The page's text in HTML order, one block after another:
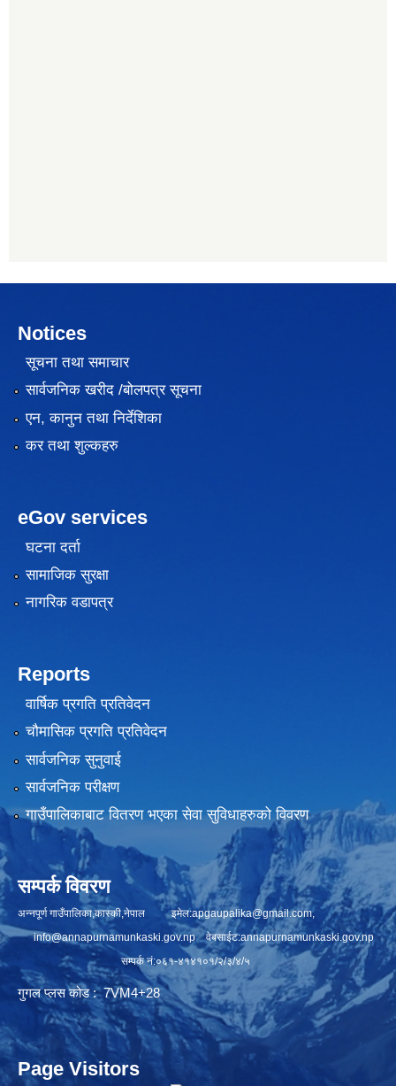
Notices
सूचना तथा समाचार
सार्वजनिक खरीद /बोलपत्र सूचना
एन, कानुन तथा निर्देशिका
कर तथा शुल्कहरु
eGov services
घटना दर्ता
सामाजिक सुरक्षा
नागरिक वडापत्र
Reports
वार्षिक प्रगति प्रतिवेदन
चौमासिक प्रगति प्रतिवेदन
सार्वजनिक सुनुवाई
सार्वजनिक परीक्षण
गाउँपालिकाबाट वितरण भएका सेवा सुविधाहरुको विवरण
सम्पर्क विवरण
अन्नपूर्ण गाउँपालिका,कास्की,नेपाल इमेल:apgaupalika@gmail.com,
info@annapurnamunkaski.gov.npवेबसाईट:annapurnamunkaski.gov.np
सम्पर्क नं:०६१-४१४१०१/२/३/४/५
गुगल प्लस कोड : 7VM4+28
Page Visitors